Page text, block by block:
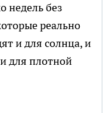
недель без
реально
и для солнца, и
для плотной